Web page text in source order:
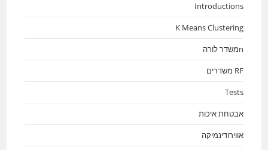
Introductions
K Means Clustering
nמשדר לורה
RF משדרים
Tests
אבטחת איכות
אווירודינמיקה